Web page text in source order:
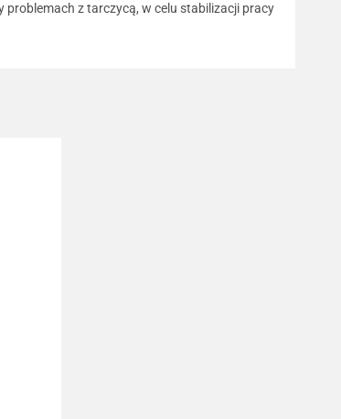
problemach z tarczycą, w celu stabilizacji pracy